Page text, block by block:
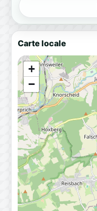
Carte locale
+
−